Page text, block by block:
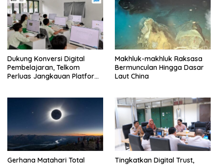
Dukung Konversi Digital
Pembelajaran, Telkom
Perluas Jangkauan Platform
Makhluk-makhluk Raksasa
Bermunculan Hingga Dasar
Laut China
Gerhana Matahari Total
Tingkatkan Digital Trust,